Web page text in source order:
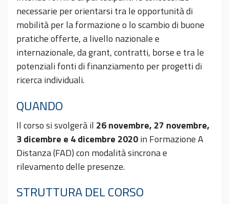
necessarie per orientarsi tra le opportunità di
mobilità per la formazione o lo scambio di buone
pratiche offerte, a livello nazionale e
internazionale, da grant, contratti, borse e tra le
potenziali fonti di finanziamento per progetti di
ricerca individuali.
QUANDO
Il corso si svolgerà il 26 novembre, 27 novembre,
3 dicembre e 4 dicembre 2020in Formazione A
Distanza (FAD) con modalità sincrona e
rilevamento delle presenze.
STRUTTURA DEL CORSO